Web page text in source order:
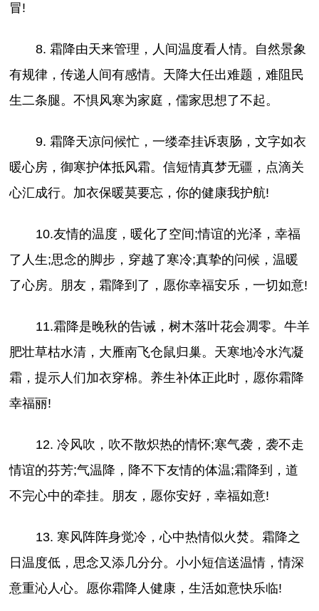
冒!
8. 霜降由天来管理，人间温度看人情。自然景象
有规律，传递人间有感情。天降大任出难题，难阻民
生二条腿。不惧风寒为家庭，儒家思想了不起。
9. 霜降天凉问候忙，一缕牵挂诉衷肠，文字如衣
暖心房，御寒护体抵风霜。信短情真梦无疆，点滴关
心汇成行。加衣保暖莫要忘，你的健康我护航!
10.友情的温度，暖化了空间;情谊的光泽，幸福
了人生;思念的脚步，穿越了寒冷;真挚的问候，温暖
了心房。朋友，霜降到了，愿你幸福安乐，一切如意!
11.霜降是晚秋的告诫，树木落叶花会凋零。牛羊
肥壮草枯水清，大雁南飞仓鼠归巢。天寒地冷水汽凝
霜，提示人们加衣穿棉。养生补体正此时，愿你霜降
幸福丽!
12. 冷风吹，吹不散炽热的情怀;寒气袭，袭不走
情谊的芬芳;气温降，降不下友情的体温;霜降到，道
不完心中的牵挂。朋友，愿你安好，幸福如意!
13. 寒风阵阵身觉冷，心中热情似火焚。霜降之
日温度低，思念又添几分分。小小短信送温情，情深
意重沁人心。愿你霜降人健康，生活如意快乐临!